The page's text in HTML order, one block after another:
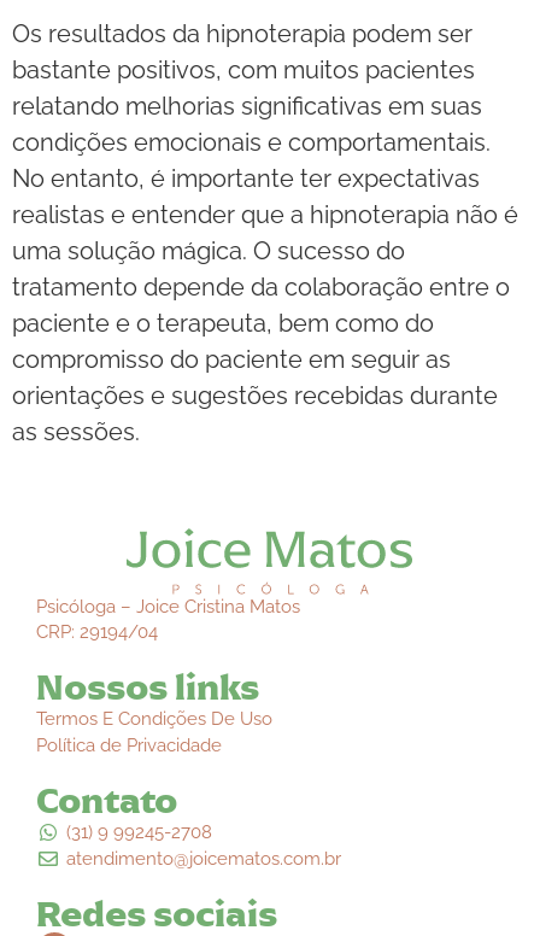
Os resultados da hipnoterapia podem ser
bastante positivos, com muitos pacientes
relatando melhorias significativas em suas
condições emocionais e comportamentais.
No entanto, é importante ter expectativas
realistas e entender que a hipnoterapia não é
uma solução mágica. O sucesso do
tratamento depende da colaboração entre o
paciente e o terapeuta, bem como do
compromisso do paciente em seguir as
orientações e sugestões recebidas durante
as sessões.
Psicóloga – Joice Cristina Matos
CRP: 29194/04
Nossos links
Termos E Condições De Uso
Política de Privacidade
Contato
(31) 9 99245-2708
atendimento@joicematos.com.br
Redes sociais